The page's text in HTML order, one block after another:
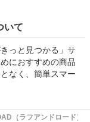
いて
っと見つかる」サ
におすすめの商品
なく、簡単スマー
（ラフアンドロード）